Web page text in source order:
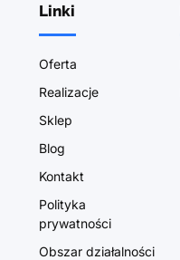
Linki
Oferta
Realizacje
Sklep
Blog
Kontakt
Polityka
prywatności
Obszar działalności